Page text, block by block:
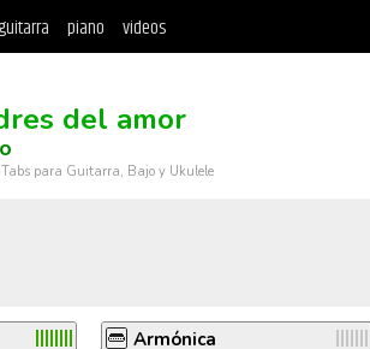
piano videos
del amor
Tabs para Guitarra, Bajo y Ukulele
Armónica